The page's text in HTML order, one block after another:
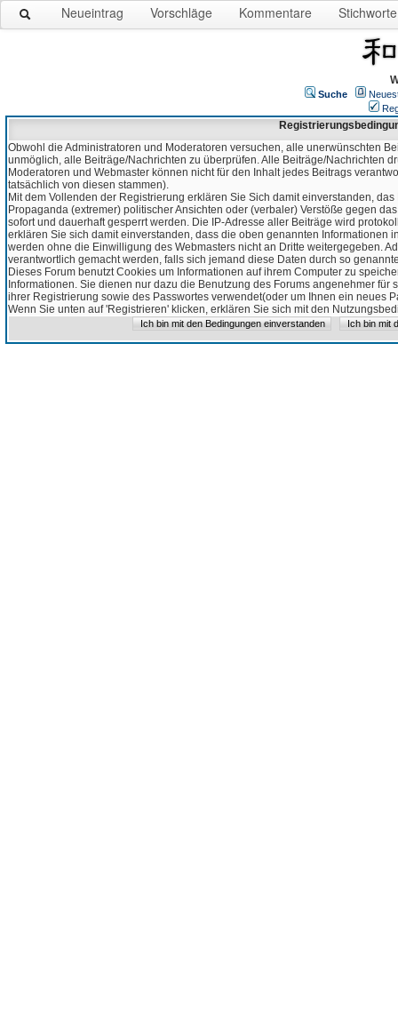
Neueintrag Vorschläge Kommentare Stichworte
Suche
Obwohl die Administratoren und Moderatoren versuchen, alle unerwünschten
unmöglich, alle Beiträge/Nachrichten zu überprüfen. Alle Beiträge/Nachrichten
Moderatoren und Webmaster können nicht für den Inhalt jedes Beitrags
tatsächlich von diesen stammen).
Mit dem Vollenden der Registrierung erklären Sie Sich damit einverstanden,
Propaganda (extremer) politischer Ansichten oder (verbaler) Verstöße gegen
sofort und dauerhaft gesperrt werden. Die IP-Adresse aller Beiträge wird
erklären Sie sich damit einverstanden, dass die oben genannten Informationen
werden ohne die Einwilligung des Webmasters nicht an Dritte weitergegeben.
verantwortlich gemacht werden, falls sich jemand diese Daten durch so
Dieses Forum benutzt Cookies um Informationen auf ihrem Computer zu
Informationen. Sie dienen nur dazu die Benutzung des Forums angenehmer
ihrer Registrierung sowie des Passwortes verwendet(oder um Ihnen ein neues
Wenn Sie unten auf 'Registrieren' klicken, erklären Sie sich mit den